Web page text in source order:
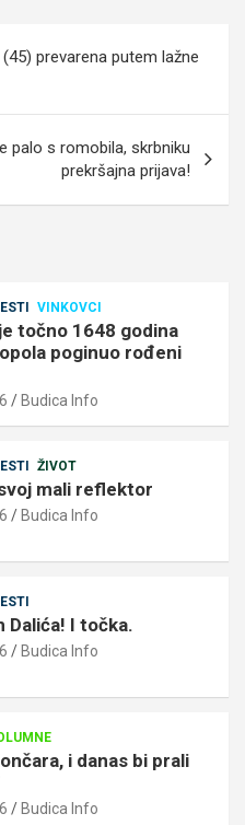
prevarena putem lažne
palo s romobila, skrbniku
prekršajna prijava!
VINKOVCI
točno 1648 godina
poginuo rođeni
Budica Info
ŽIVOT
mali reflektor
Budica Info
Dalića! I točka.
Budica Info
i danas bi prali
Budica Info